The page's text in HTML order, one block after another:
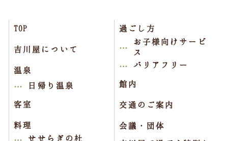
TOP
吉川屋について
温泉
日帰り温泉
客室
料理
せせらぎの杜
過ごし方
お子様向けサービ
ス
バリアフリー
館内
交通のご案内
会議・団体